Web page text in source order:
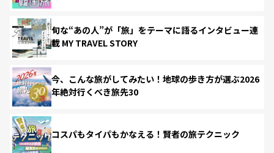
旬な“あの人”が「旅」をテーマに語るインタビュー連
載 MY TRAVEL STORY
今、こんな旅がしてみたい！地球の歩き方が選ぶ2026
年絶対行くべき旅先30
コスパもタイパもかなえる！賢者の旅テクニック